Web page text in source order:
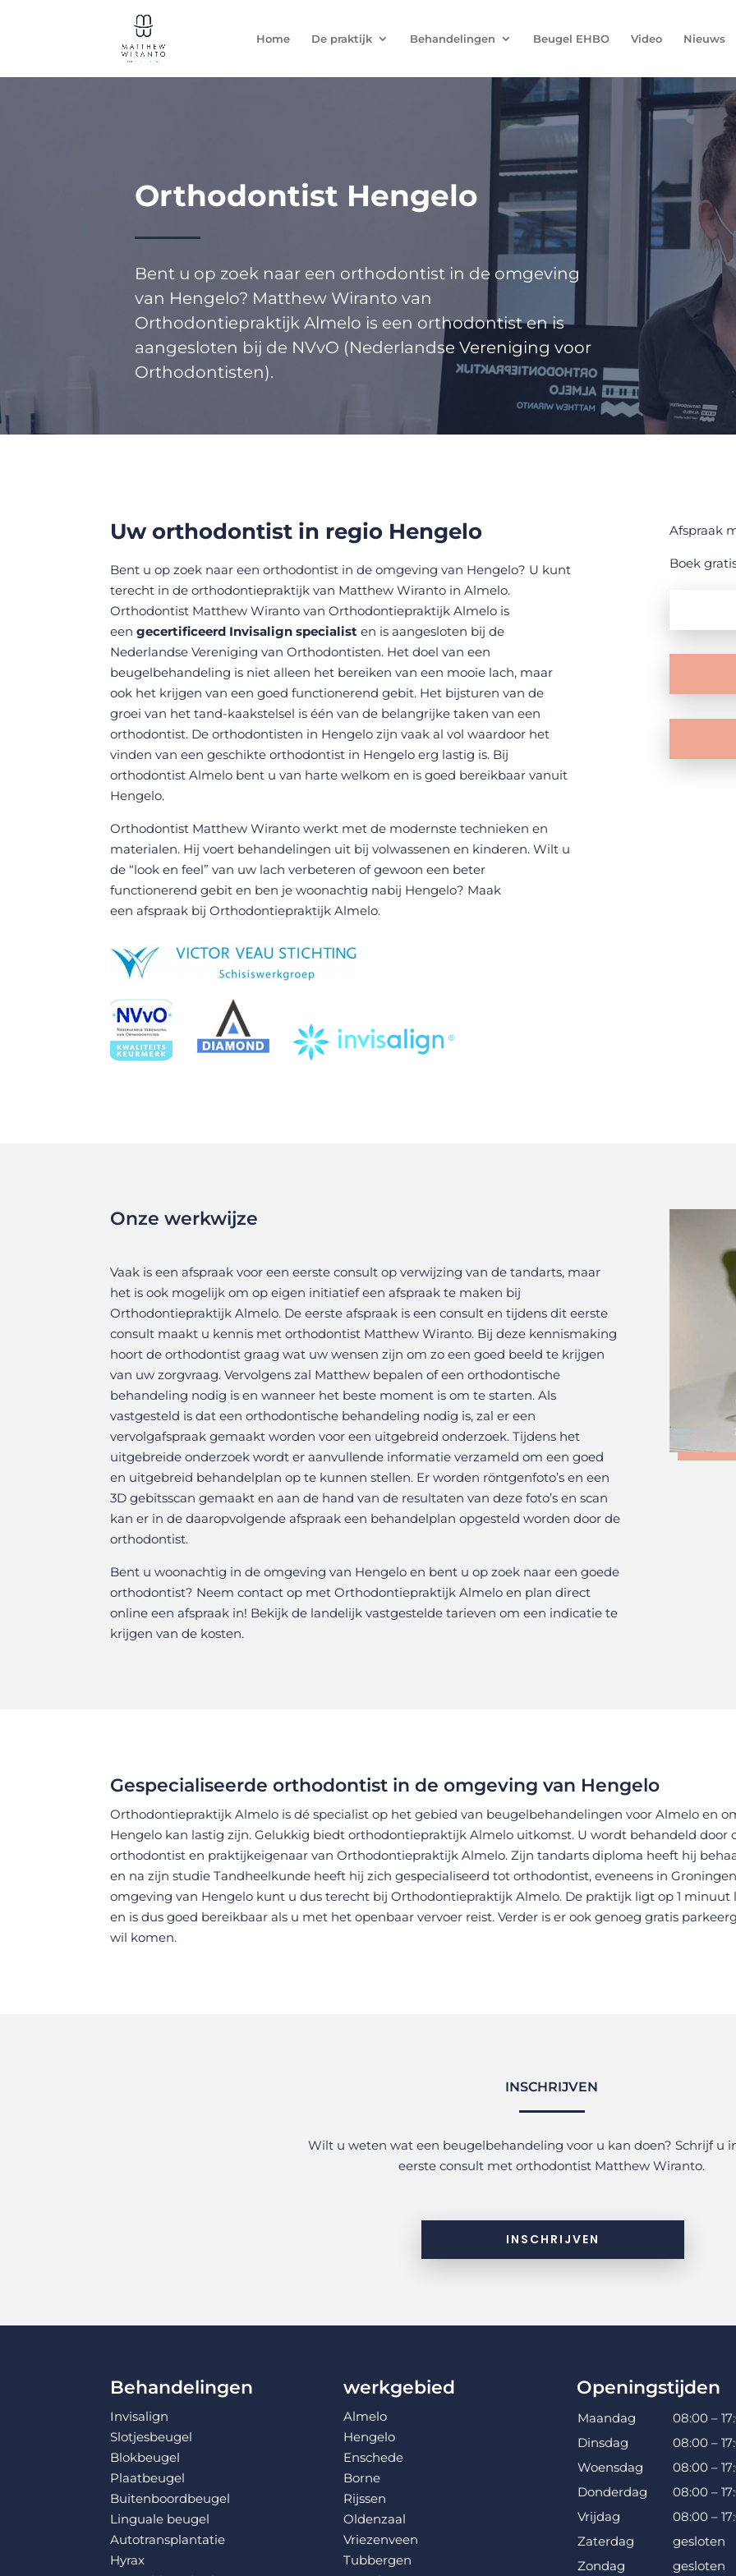
Home De praktijk Behandelingen Beugel EHBO Video Nieuws
Orthodontist Hengelo
Bent u op zoek naar een orthodontist in de omgeving
van Hengelo? Matthew Wiranto van
Orthodontiepraktijk Almelo is een orthodontist en is
aangesloten bij de NVvO (Nederlandse Vereniging voor
Orthodontisten).
Uw orthodontist in regio Hengelo
Bent u op zoek naar een orthodontist in de omgeving van Hengelo? U kunt
terecht in de orthodontiepraktijk van Matthew Wiranto in Almelo.
Orthodontist Matthew Wiranto van Orthodontiepraktijk Almelo is
een gecertificeerd Invisalign specialist en is aangesloten bij de
Nederlandse Vereniging van Orthodontisten. Het doel van een
beugelbehandeling is niet alleen het bereiken van een mooie lach, maar
ook het krijgen van een goed functionerend gebit. Het bijsturen van de
groei van het tand-kaakstelsel is één van de belangrijke taken van een
orthodontist. De orthodontisten in Hengelo zijn vaak al vol waardoor het
vinden van een geschikte orthodontist in Hengelo erg lastig is. Bij
orthodontist Almelo bent u van harte welkom en is goed bereikbaar vanuit
Hengelo.
Orthodontist Matthew Wiranto werkt met de modernste technieken en
materialen. Hij voert behandelingen uit bij volwassenen en kinderen. Wilt u
de “look en feel” van uw lach verbeteren of gewoon een beter
functionerend gebit en ben je woonachtig nabij Hengelo? Maak
een afspraak bij Orthodontiepraktijk Almelo.
Afspraak
Boek
Onze werkwijze
Vaak is een afspraak voor een eerste consult op verwijzing van de tandarts, maar
het is ook mogelijk om op eigen initiatief een afspraak te maken bij
Orthodontiepraktijk Almelo. De eerste afspraak is een consult en tijdens dit eerste
consult maakt u kennis met orthodontist Matthew Wiranto. Bij deze kennismaking
hoort de orthodontist graag wat uw wensen zijn om zo een goed beeld te krijgen
van uw zorgvraag. Vervolgens zal Matthew bepalen of een orthodontische
behandeling nodig is en wanneer het beste moment is om te starten. Als
vastgesteld is dat een orthodontische behandeling nodig is, zal er een
vervolgafspraak gemaakt worden voor een uitgebreid onderzoek. Tijdens het
uitgebreide onderzoek wordt er aanvullende informatie verzameld om een goed
en uitgebreid behandelplan op te kunnen stellen. Er worden röntgenfoto’s en een
3D gebitsscan gemaakt en aan de hand van de resultaten van deze foto’s en scan
kan er in de daaropvolgende afspraak een behandelplan opgesteld worden door de
orthodontist.
Bent u woonachtig in de omgeving van Hengelo en bent u op zoek naar een goede
orthodontist? Neem contact op met Orthodontiepraktijk Almelo en plan direct
online een afspraak in! Bekijk de landelijk vastgestelde tarieven om een indicatie te
krijgen van de kosten.
Gespecialiseerde orthodontist in de omgeving van Hengelo
Orthodontiepraktijk Almelo is dé specialist op het gebied van beugelbehandelingen voor Almelo en
Hengelo kan lastig zijn. Gelukkig biedt orthodontiepraktijk Almelo uitkomst. U wordt behandeld door
orthodontist en praktijkeigenaar van Orthodontiepraktijk Almelo. Zijn tandarts diploma heeft hij
en na zijn studie Tandheelkunde heeft hij zich gespecialiseerd tot orthodontist, eveneens in
omgeving van Hengelo kunt u dus terecht bij Orthodontiepraktijk Almelo. De praktijk ligt op 1
en is dus goed bereikbaar als u met het openbaar vervoer reist. Verder is er ook genoeg gratis
wil komen.
INSCHRIJVEN
Wilt u weten wat een beugelbehandeling voor u kan doen? Schrijf u
eerste consult met orthodontist Matthew Wiranto.
INSCHRIJVEN
Behandelingen
Invisalign
Slotjesbeugel
Blokbeugel
Plaatbeugel
Buitenboordbeugel
Linguale beugel
Autotransplantatie
Hyrax
werkgebied
Almelo
Hengelo
Enschede
Borne
Rijssen
Oldenzaal
Vriezenveen
Tubbergen
Openingstijden
Maandag
08:00 –
Dinsdag
08:00 –
Woensdag
08:00 –
Donderdag
08:00 –
Vrijdag
08:00 –
Zaterdag
gesloten
Zondag
gesloten